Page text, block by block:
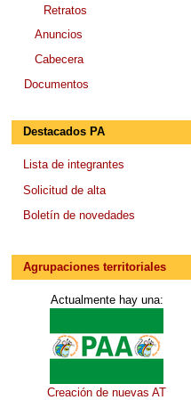
Retratos
Anuncios
Cabecera
Documentos
Destacados PA
Lista de integrantes
Solicitud de alta
Boletín de novedades
Agrupaciones territoriales
Actualmente hay una:
Creación de nuevas AT